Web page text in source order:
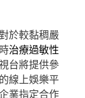
於較黏稠嚴
治療過敏性
台將提供參
線上娛樂平
業指定合作